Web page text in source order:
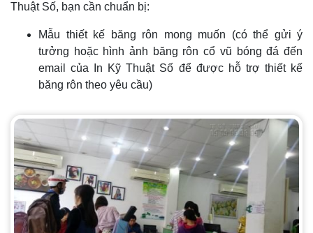
Thuật Số, bạn cần chuẩn bị:
Mẫu thiết kế băng rôn mong muốn (có thể gửi ý
tưởng hoặc hình ảnh băng rôn cổ vũ bóng đá đến
email của In Kỹ Thuật Số để được hỗ trợ thiết kế
băng rôn theo yêu cầu)